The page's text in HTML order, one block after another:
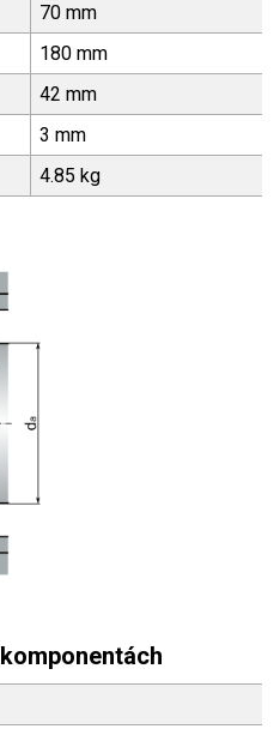
70 mm
180 mm
42 mm
3 mm
4.85 kg